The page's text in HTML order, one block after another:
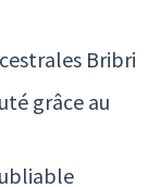
Bribri
grâce au